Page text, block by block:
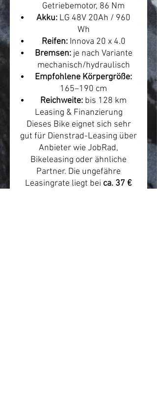
Getriebemotor, 86 Nm
Akku: LG 48V 20Ah / 960
Wh
Reifen:Innova 20 x 4.0
Bremsen:je nach Variante
mechanisch/hydraulisch
Empfohlene Körpergröße:
165–190 cm
Reichweite: bis 128 km
Leasing & Finanzierung
Dieses Bike eignet sich sehr
gut für Dienstrad-Leasing über
Anbieter wie JobRad,
Bikeleasing oder ähnliche
Partner. Die ungefähre
Leasingrate liegt bei ca. 37 €